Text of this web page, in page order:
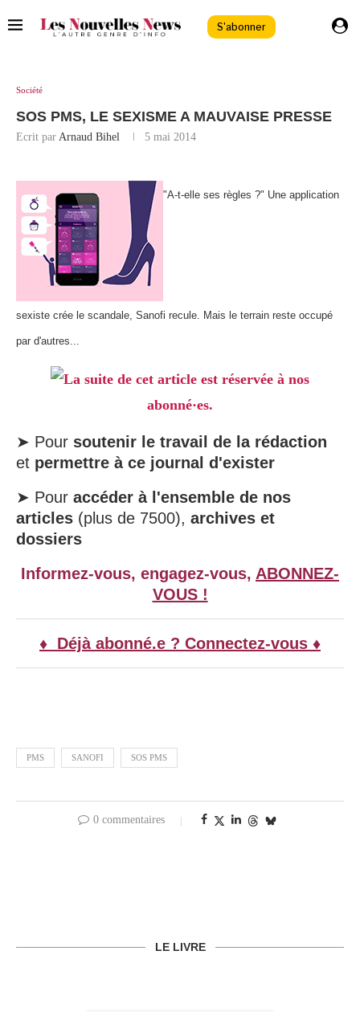
S'abonner
Société
SOS PMS, LE SEXISME A MAUVAISE PRESSE
Ecrit par Arnaud Bihel 5 mai 2014
"A-t-elle ses règles ?" Une application
sexiste crée le scandale, Sanofi recule. Mais le terrain reste occupé
par d'autres...
La suite de cet article est réservée à nos
abonné·es.
➤ Pour soutenir le travail de la rédaction
et permettre à ce journal d'exister
➤ Pour accéder à l'ensemble de nos
articles (plus de 7500), archives et
dossiers
Informez-vous, engagez-vous, ABONNEZ-
VOUS !
♦ Déjà abonné.e ? Connectez-vous ♦
PMS SANOFI SOS PMS
0 commentaires
LE LIVRE